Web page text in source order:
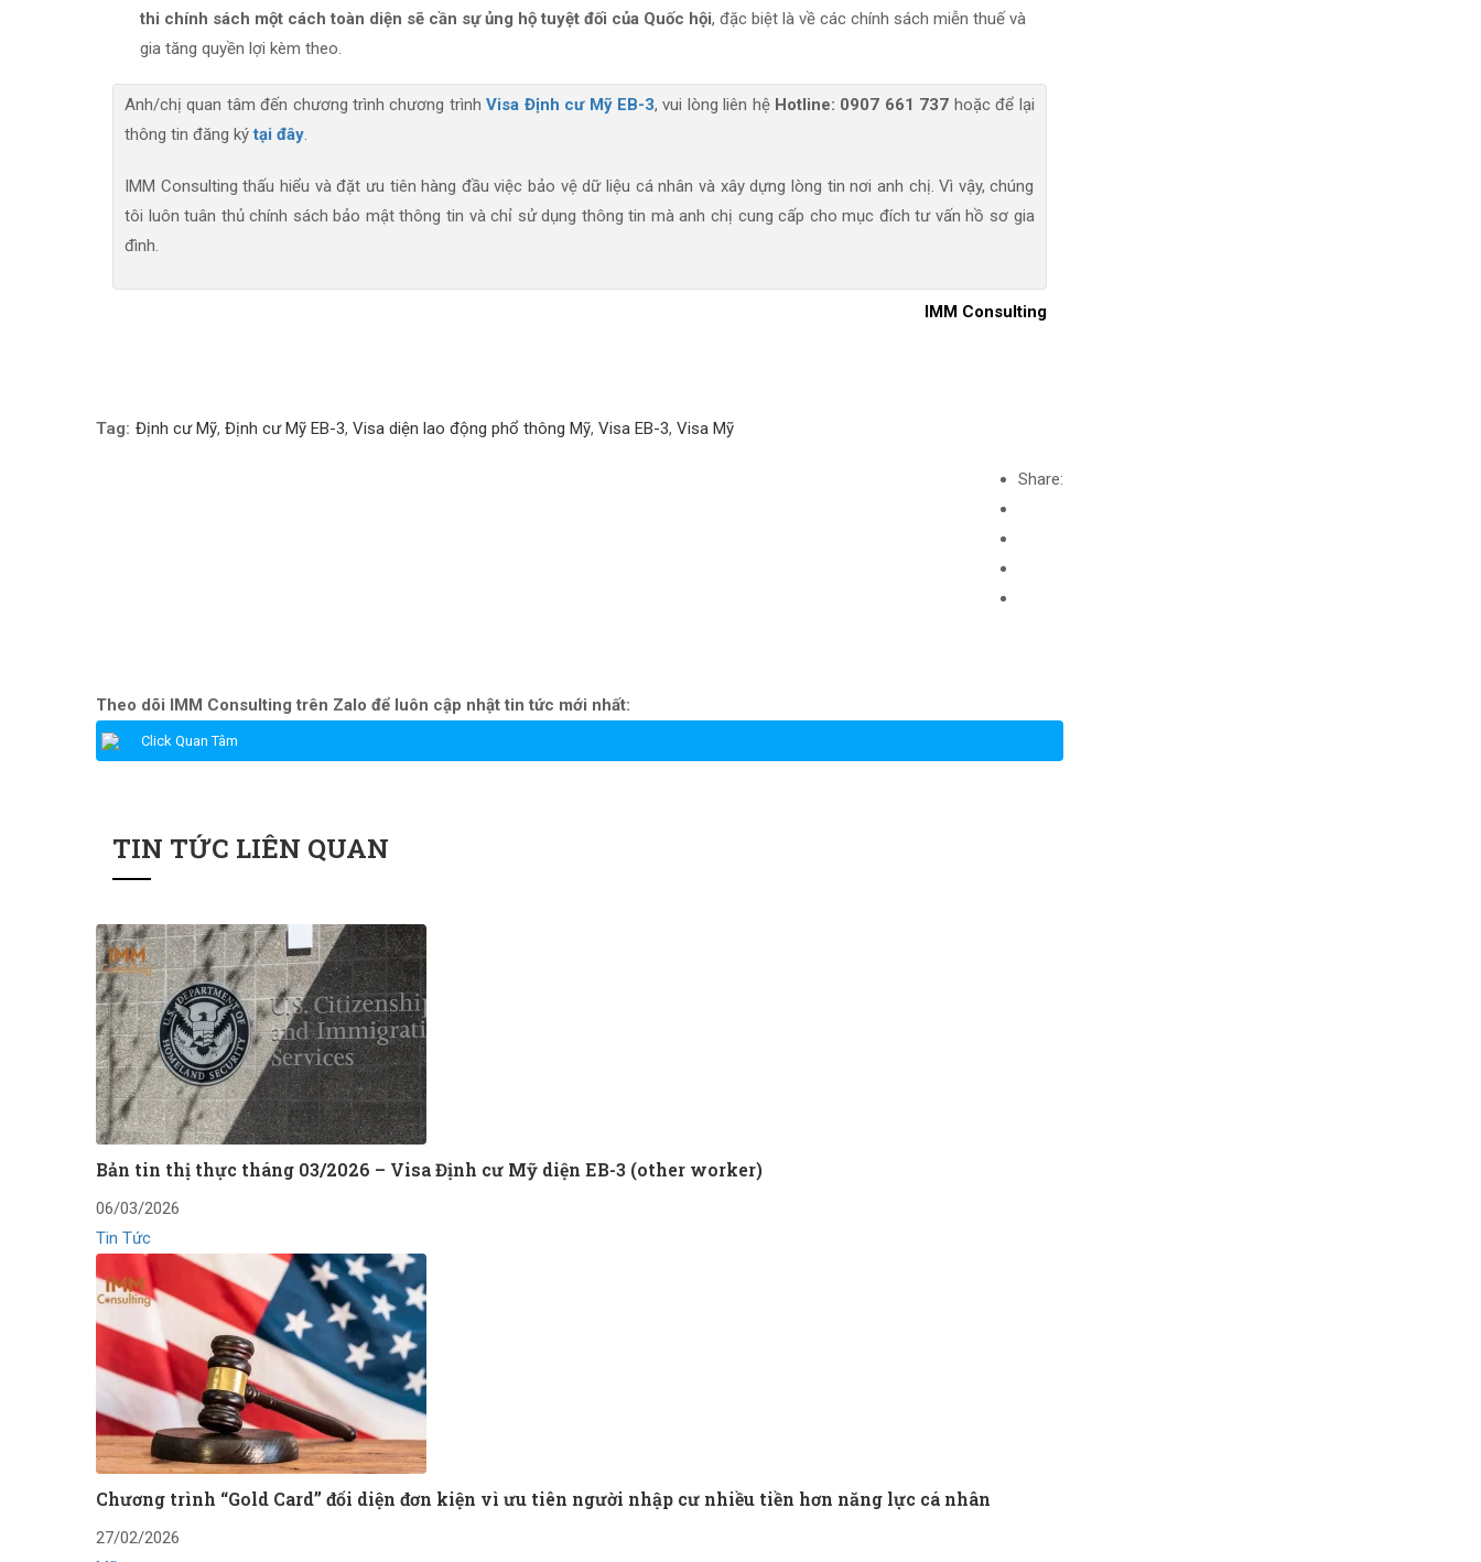
thi chính sách một cách toàn diện sẽ cần sự ủng hộ tuyệt đối của Quốc hội, đặc biệt là về các chính sách miễn thuế và
gia tăng quyền lợi kèm theo.
Anh/chị quan tâm đến chương trình chương trìnhVisa Định cư Mỹ EB-3, vui lòng liên hệ Hotline: 0907 661 737 hoặc để lại
thông tin đăng kýtại đây
IMM Consulting thấu hiểu và đặt ưu tiên hàng đầu việc bảo vệ dữ liệu cá nhân và xây dựng lòng tin nơi anh chị. Vì vậy, chúng
tôi luôn tuân thủ chính sách bảo mật thông tin và chỉ sử dụng thông tin mà anh chị cung cấp cho mục đích tư vấn hồ sơ gia
đình.
IMM Consulting
Tag: Định cư Mỹ, Định cư Mỹ EB-3, Visa diện lao động phổ thông Mỹ, Visa EB-3, Visa Mỹ
Share:
Theo dõi IMM Consulting trên Zalo để luôn cập nhật tin tức mới nhất:
Click Quan Tâm
TIN TỨC LIÊN QUAN
Bản tin thị thực tháng 03/2026 – Visa Định cư Mỹ diện EB-3 (other worker)
06/03/2026
Tin Tức
Chương trình “Gold Card” đối diện đơn kiện vì ưu tiên người nhập cư nhiều tiền hơn năng lực cá nhân
27/02/2026